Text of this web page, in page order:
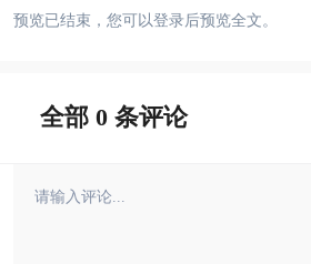
预览已结束，您可以登录后预览全文。
全部 0 条评论